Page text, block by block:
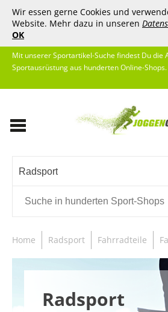
Wir essen gerne Cookies und
Website. Mehr dazu in unseren
OK
Mit unserer Sportartikel-Suche findest Du die
Sportausrüstung aus hunderten Online-Shops.
Radsport
Home Radsport Fahrradteile
Radsport